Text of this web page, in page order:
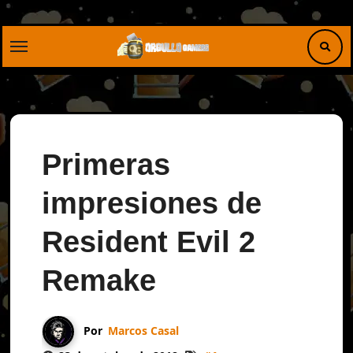
Saltar
Primeras
impresiones de
Resident Evil 2
Remake
Por Marcos Casal